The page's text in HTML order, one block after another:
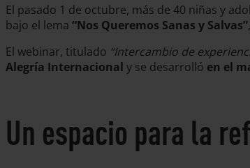
El pasado 1 de octubre, más de 40 niñas y
bajo el lema “Nos Queremos Sanas y Salvas”
El webinar, titulado “Intercambio de
Alegría Internacional y se desarrolló en el
Un espacio para la